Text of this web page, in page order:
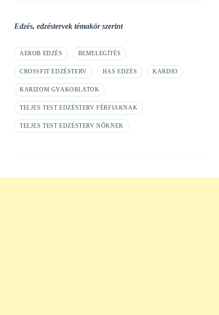
Edzés, edzéstervek témakör szerint
AEROB EDZÉS BEMELEGÍTÉS
CROSSFIT EDZÉSTERV HAS EDZÉS KARDIO
KARIZOM GYAKORLATOK
TELJES TEST EDZÉSTERV FÉRFIAKNAK
TELJES TEST EDZÉSTERV NŐKNEK